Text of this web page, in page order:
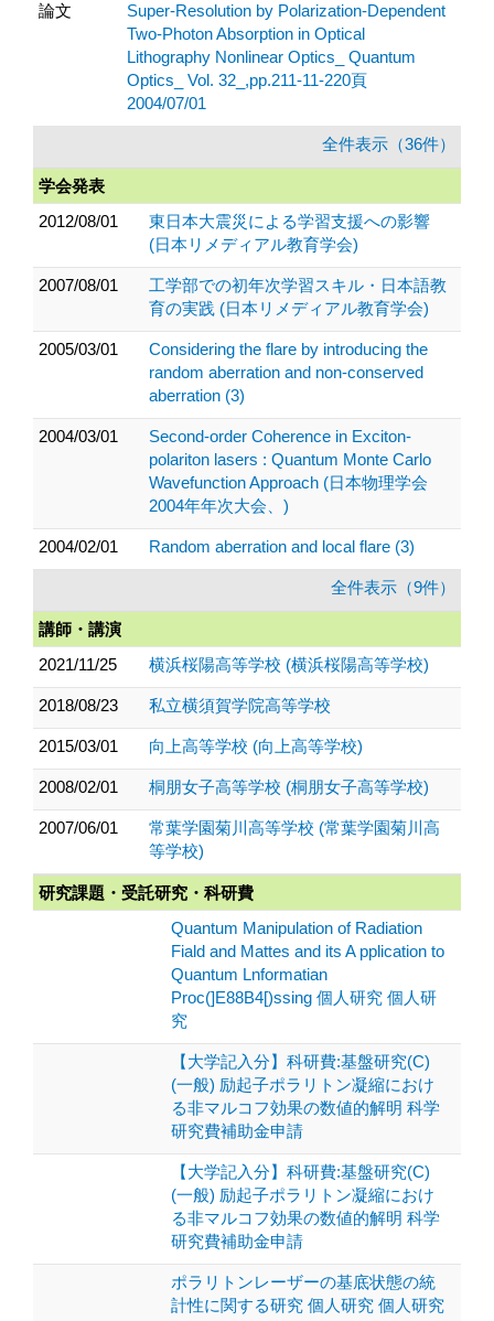
論文
Super-Resolution by Polarization-Dependent
Two-Photon Absorption in Optical
Lithography Nonlinear Optics_ Quantum
Optics_ Vol. 32_,pp.211-11-220頁
2004/07/01
全件表示（36件）
学会発表
2012/08/01
東日本大震災による学習支援への影響
(日本リメディアル教育学会)
2007/08/01
工学部での初年次学習スキル・日本語教
育の実践 (日本リメディアル教育学会)
2005/03/01
Considering the flare by introducing the
random aberration and non-conserved
aberration (3)
2004/03/01
Second-order Coherence in Exciton-
polariton lasers : Quantum Monte Carlo
Wavefunction Approach (日本物理学会
2004年年次大会、)
2004/02/01 Random aberration and local flare (3)
全件表示（9件）
講師・講演
2021/11/25
横浜桜陽高等学校 (横浜桜陽高等学校)
2018/08/23 私立横須賀学院高等学校
2015/03/01 向上高等学校 (向上高等学校)
2008/02/01 桐朋女子高等学校 (桐朋女子高等学校)
2007/06/01
常葉学園菊川高等学校 (常葉学園菊川高
等学校)
研究課題・受託研究・科研費
Quantum Manipulation of Radiation
Fiald and Mattes and its A pplication to
Quantum Lnformatian
Proc(]E88B4[)ssing 個人研究 個人研
究
【大学記入分】科研費:基盤研究(C)
(一般) 励起子ポラリトン凝縮におけ
る非マルコフ効果の数値的解明 科学
研究費補助金申請
【大学記入分】科研費:基盤研究(C)
(一般) 励起子ポラリトン凝縮におけ
る非マルコフ効果の数値的解明 科学
研究費補助金申請
ポラリトンレーザーの基底状態の統
計性に関する研究 個人研究 個人研究